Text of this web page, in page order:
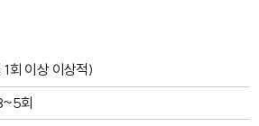
회 이상 이상적)
회